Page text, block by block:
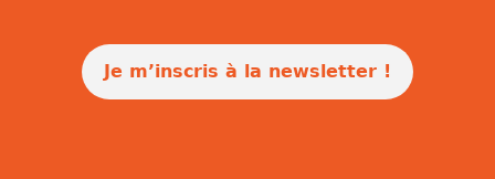
Je m’inscris à la newsletter !